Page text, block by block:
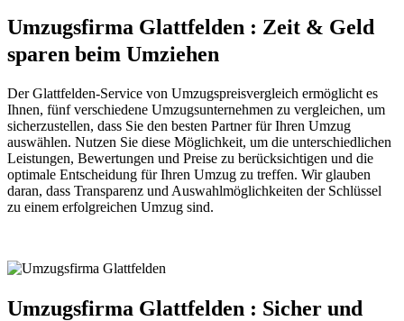
Umzugsfirma Glattfelden : Zeit & Geld
sparen beim Umziehen
Der Glattfelden-Service von Umzugspreisvergleich ermöglicht es
Ihnen, fünf verschiedene Umzugsunternehmen zu vergleichen, um
sicherzustellen, dass Sie den besten Partner für Ihren Umzug
auswählen. Nutzen Sie diese Möglichkeit, um die unterschiedlichen
Leistungen, Bewertungen und Preise zu berücksichtigen und die
optimale Entscheidung für Ihren Umzug zu treffen. Wir glauben
daran, dass Transparenz und Auswahlmöglichkeiten der Schlüssel
zu einem erfolgreichen Umzug sind.
Umzugsfirma Glattfelden : Sicher und